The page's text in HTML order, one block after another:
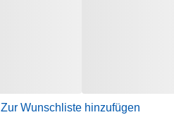
Zur Wunschliste hinzufügen